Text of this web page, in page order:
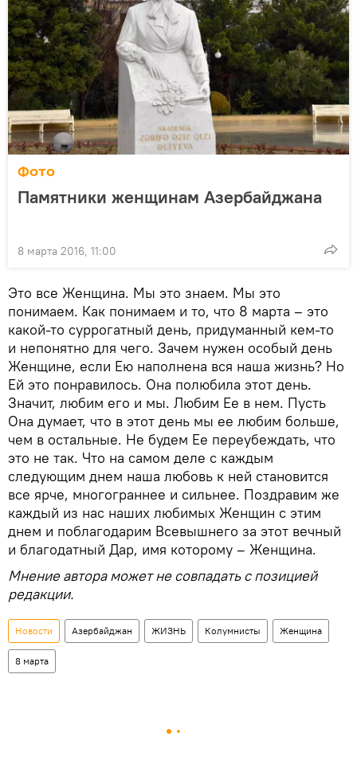
Фото
Памятники женщинам Азербайджана
8 марта 2016, 11:00
Это все Женщина. Мы это знаем. Мы это
понимаем. Как понимаем и то, что 8 марта – это
какой-то суррогатный день, придуманный кем-то
и непонятно для чего. Зачем нужен особый день
Женщине, если Ею наполнена вся наша жизнь? Но
Ей это понравилось. Она полюбила этот день.
Значит, любим его и мы. Любим Ее в нем. Пусть
Она думает, что в этот день мы ее любим больше,
чем в остальные. Не будем Ее переубеждать, что
это не так. Что на самом деле с каждым
следующим днем наша любовь к ней становится
все ярче, многограннее и сильнее. Поздравим же
каждый из нас наших любимых Женщин с этим
днем и поблагодарим Всевышнего за этот вечный
и благодатный Дар, имя которому – Женщина.
Мнение автора может не совпадать с позицией
редакции.
Новости Азербайджан ЖИЗНЬ Колумнисты Женщина
8 марта